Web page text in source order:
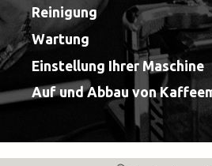
Reinigung
Wartung
Einstellung Ihrer Maschine
Auf und Abbau von